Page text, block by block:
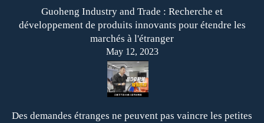
Guoheng Industry and Trade : Recherche et
développement de produits innovants pour étendre les
marchés à l'étranger
May 12, 2023
Des demandes étranges ne peuvent pas vaincre les petites